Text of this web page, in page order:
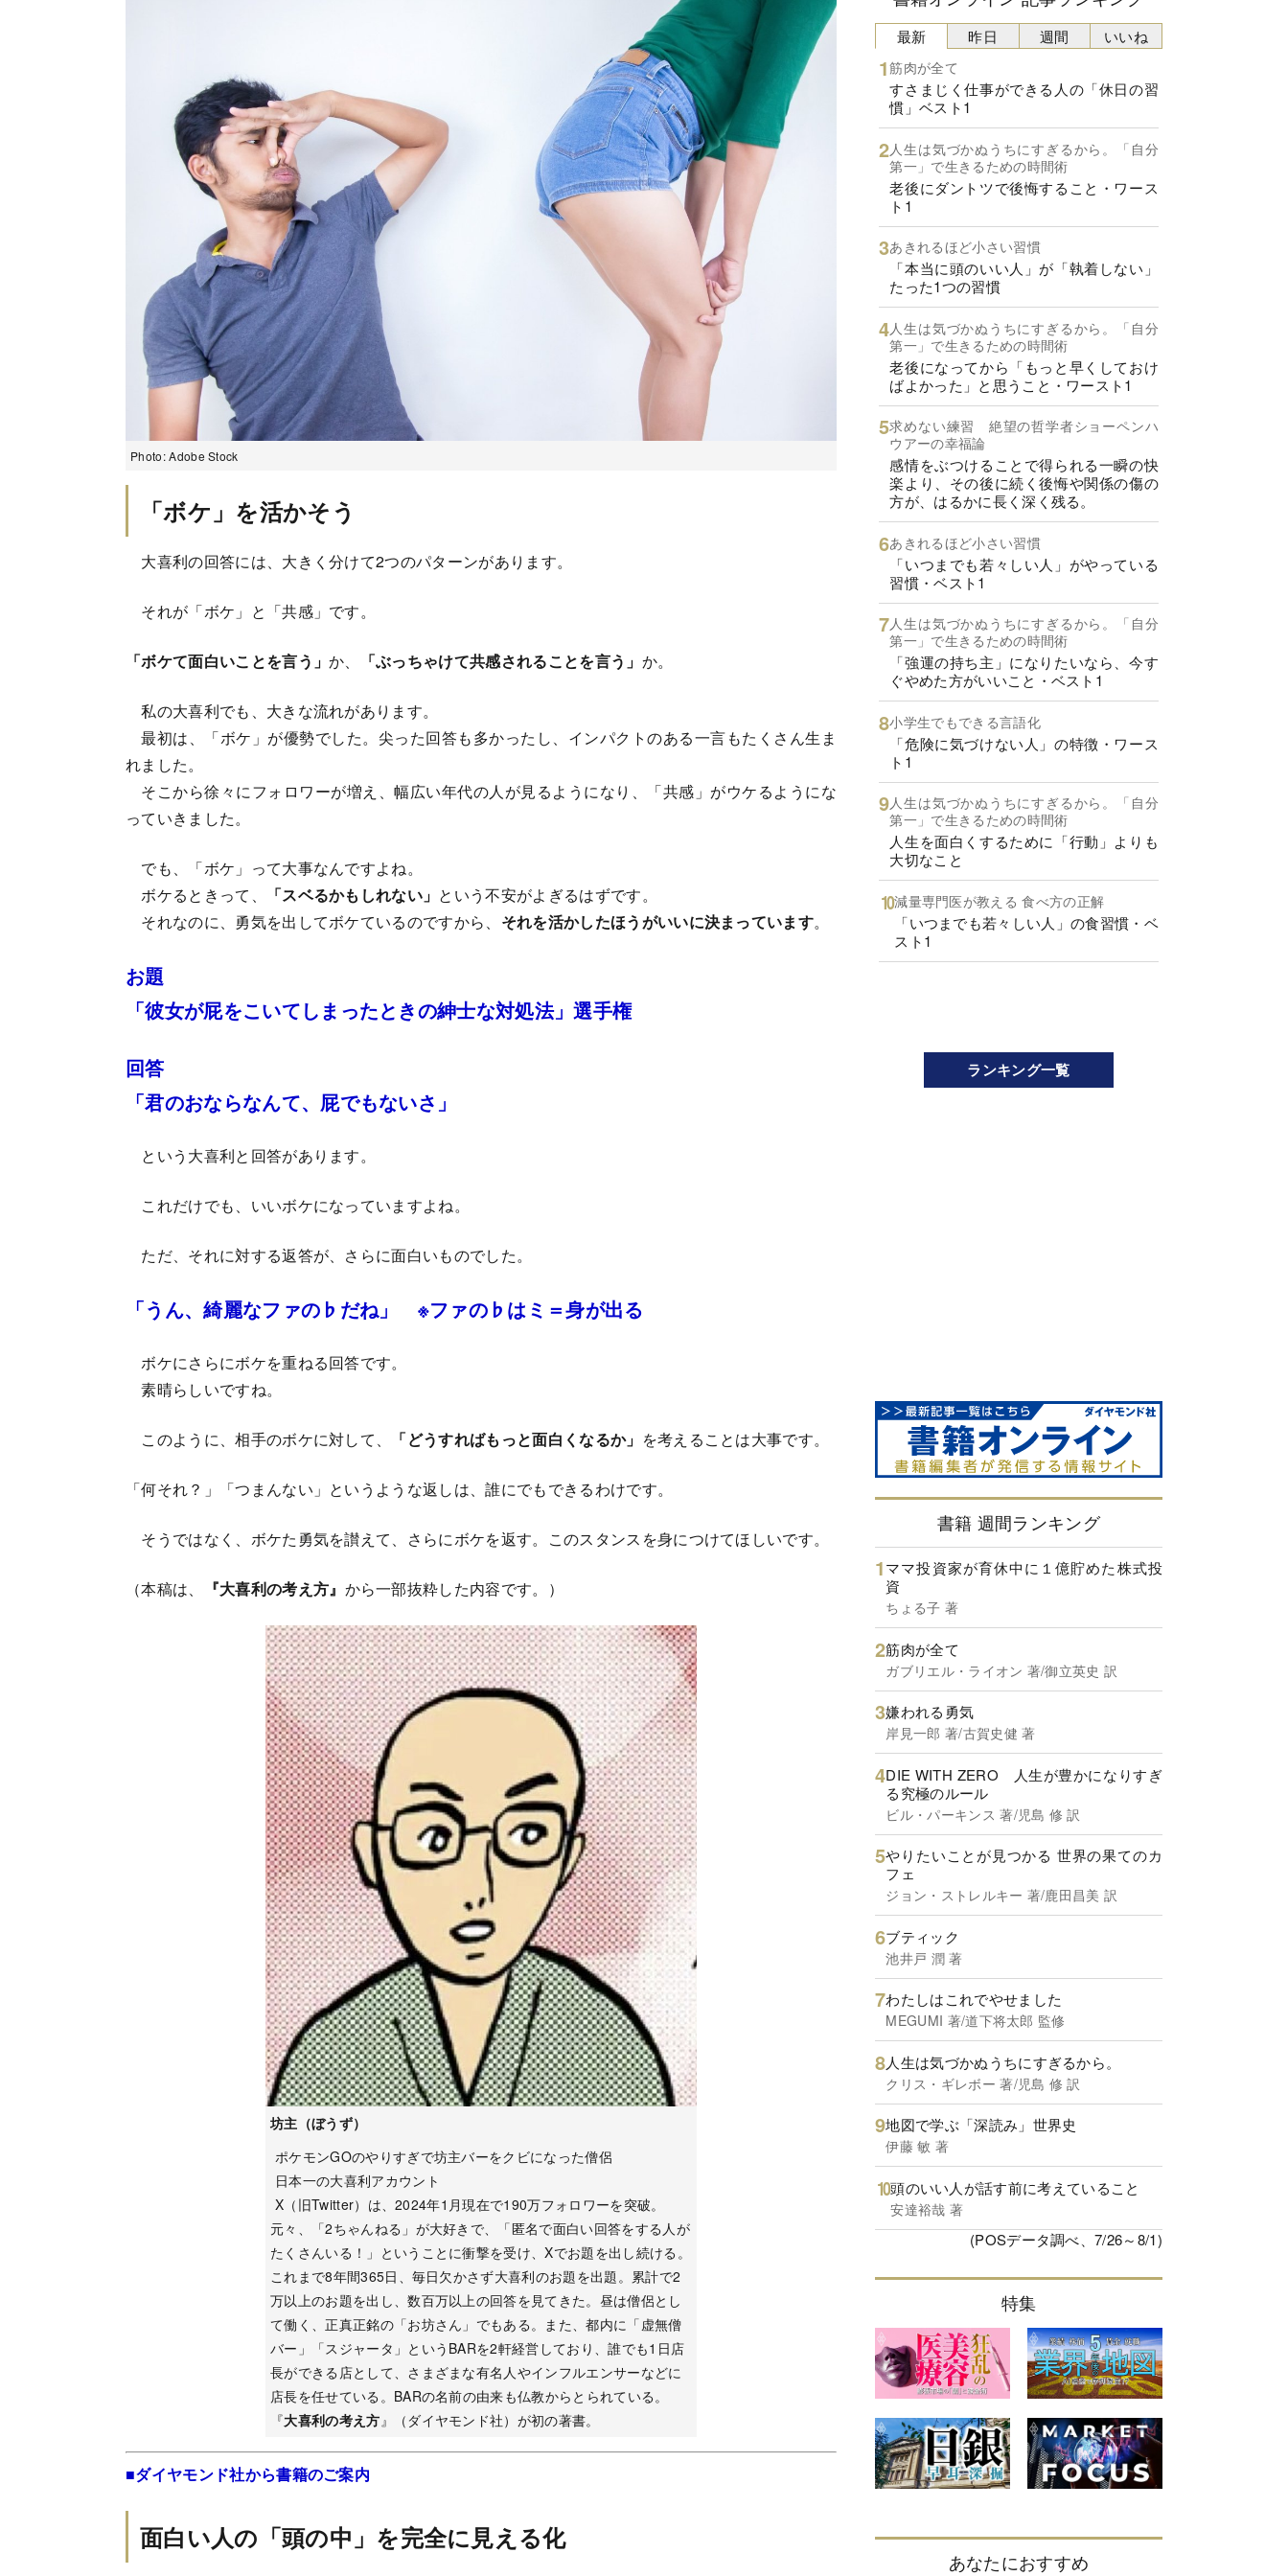
Photo: Adobe Stock
「ボケ」を活かそう
大喜利の回答には、大きく分けて2つのパターンがあります。
それが「ボケ」と「共感」です。
「ボケて面白いことを言う」か、 「ぶっちゃけて共感されることを言う」 か。
私の大喜利でも、大きな流れがあります。
最初は、「ボケ」が優勢でした。尖った回答も多かったし、インパクトのある一言もたくさん生ま
れました。
そこから徐々にフォロワーが増え、幅広い年代の人が見るようになり、「共感」がウケるようにな
っていきました。
でも、「ボケ」って大事なんですよね。
ボケるときって、
「スベるかもしれない」 という不安がよぎるはずです。
それなのに、勇気を出してボケているのですから、 それを活かしたほうがいいに決まっています。
お題
「彼女が屁をこいてしまったときの紳士な対処法」選手権
回答
「君のおならなんて、屁でもないさ」
という大喜利と回答があります。
これだけでも、いいボケになっていますよね。
ただ、それに対する返答が、さらに面白いものでした。
「うん、綺麗なファの♭だね」 ※ファの♭はミ＝身が出る
ボケにさらにボケを重ねる回答です。
素晴らしいですね。
このように、相手のボケに対して、 「どうすればもっと面白くなるか」 を考えることは大事です。
「何それ？」「つまんない」というような返しは、誰にでもできるわけです。
そうではなく、ボケた勇気を讃えて、さらにボケを返す。このスタンスを身につけてほしいです。
（本稿は、 『大喜利の考え方』 から一部抜粋した内容です。）
坊主（ぼうず）
ポケモンGOのやりすぎで坊主バーをクビになった僧侶
日本一の大喜利アカウント
X（旧Twitter）は、2024年1月現在で190万フォロワーを突破。
元々、「2ちゃんねる」が大好きで、「匿名で面白い回答をする人が
たくさんいる！」ということに衝撃を受け、Xでお題を出し続ける。
これまで8年間365日、毎日欠かさず大喜利のお題を出題。累計で2
万以上のお題を出し、数百万以上の回答を見てきた。昼は僧侶とし
て働く、正真正銘の「お坊さん」でもある。また、都内に「虚無僧
バー」「スジャータ」というBARを2軒経営しており、誰でも1日店
長ができる店として、さまざまな有名人やインフルエンサーなどに
店長を任せている。BARの名前の由来も仏教からとられている。
『大喜利の考え方 』（ダイヤモンド社）が初の著書。
■ダイヤモンド社から書籍のご案内
面白い人の「頭の中」を完全に見える化
最新
筋肉が全て
すさまじく仕事ができる人の「休日の習
慣」ベスト1
人生は気づかぬうちにすぎるから。「自分
第一」で生きるための時間術
老後にダントツで後悔すること・ワース
ト1
あきれるほど小さい習慣
「本当に頭のいい人」が「執着しない」
たった1つの習慣
人生は気づかぬうちにすぎるから。「自分
第一」で生きるための時間術
老後になってから「もっと早くしておけ
ばよかった」と思うこと・ワースト1
求めない練習 絶望の哲学者ショーペンハ
ウアーの幸福論
感情をぶつけることで得られる一瞬の快
楽より、その後に続く後悔や関係の傷の
方が、はるかに長く深く残る。
あきれるほど小さい習慣
「いつまでも若々しい人」がやっている
習慣・ベスト1
人生は気づかぬうちにすぎるから。「自分
第一」で生きるための時間術
「強運の持ち主」になりたいなら、今す
ぐやめた方がいいこと・ベスト1
小学生でもできる言語化
「危険に気づけない人」の特徴・ワース
ト1
人生は気づかぬうちにすぎるから。「自分
第一」で生きるための時間術
人生を面白くするために「行動」よりも
大切なこと
減量専門医が教える 食べ方の正解
「いつまでも若々しい人」の食習慣・ベ
スト1
昨日 週間 いいね
ランキング一覧
書籍 週間ランキング
ママ投資家が育休中に１億貯めた株式投
資
ちょる子 著
筋肉が全て
ガブリエル・ライオン 著/御立英史 訳
嫌われる勇気
岸見一郎 著/古賀史健 著
DIE WITH ZERO 人生が豊かになりすぎ
る究極のルール
ビル・パーキンス 著/児島 修 訳
やりたいことが見つかる 世界の果てのカ
フェ
ジョン・ストレルキー 著/鹿田昌美 訳
ブティック
池井戸 潤 著
わたしはこれでやせました
MEGUMI 著/道下将太郎 監修
人生は気づかぬうちにすぎるから。
クリス・ギレボー 著/児島 修 訳
地図で学ぶ「深読み」世界史
伊藤 敏 著
頭のいい人が話す前に考えていること
安達裕哉 著
(POSデータ調べ、7/26～8/1)
特集
あなたにおすすめ